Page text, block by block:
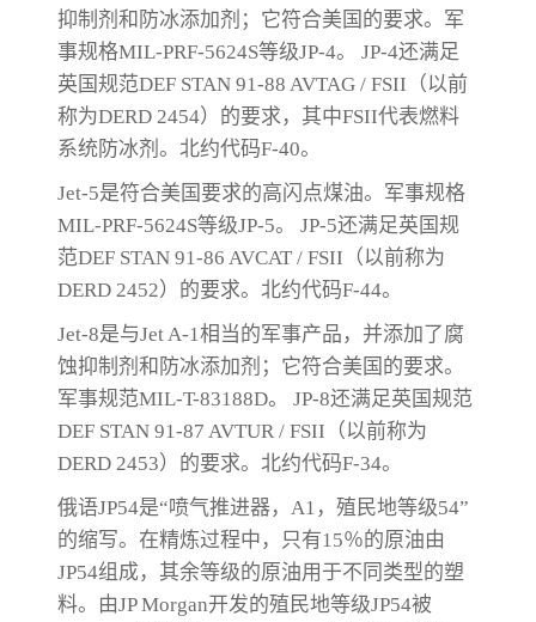
抑制剂和防冰添加剂；它符合美国的要求。军
事规格MIL-PRF-5624S等级JP-4。 JP-4还满足
英国规范DEF STAN 91-88 AVTAG / FSII（以前
称为DERD 2454）的要求，其中FSII代表燃料
系统防冰剂。北约代码F-40。
Jet-5是符合美国要求的高闪点煤油。军事规格
MIL-PRF-5624S等级JP-5。 JP-5还满足英国规
范DEF STAN 91-86 AVCAT / FSII（以前称为
DERD 2452）的要求。北约代码F-44。
Jet-8是与Jet A-1相当的军事产品，并添加了腐
蚀抑制剂和防冰添加剂；它符合美国的要求。
军事规范MIL-T-83188D。 JP-8还满足英国规范
DEF STAN 91-87 AVTUR / FSII（以前称为
DERD 2453）的要求。北约代码F-34。
俄语JP54是“喷气推进器，A1，殖民地等级54”
的缩写。在精炼过程中，只有15％的原油由
JP54组成，其余等级的原油用于不同类型的塑
料。由JP Morgan开发的殖民地等级JP54被